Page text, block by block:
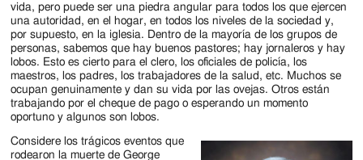
vida, pero puede ser una piedra angular para todos los que ejercen
una autoridad, en el hogar, en todos los niveles de la sociedad y,
por supuesto, en la iglesia. Dentro de la mayoría de los grupos de
personas, sabemos que hay buenos pastores; hay jornaleros y hay
lobos. Esto es cierto para el clero, los oficiales de policía, los
maestros, los padres, los trabajadores de la salud, etc. Muchos se
ocupan genuinamente y dan su vida por las ovejas. Otros están
trabajando por el cheque de pago o esperando un momento
oportuno y algunos son lobos.
Considere los trágicos eventos que
rodearon la muerte de George